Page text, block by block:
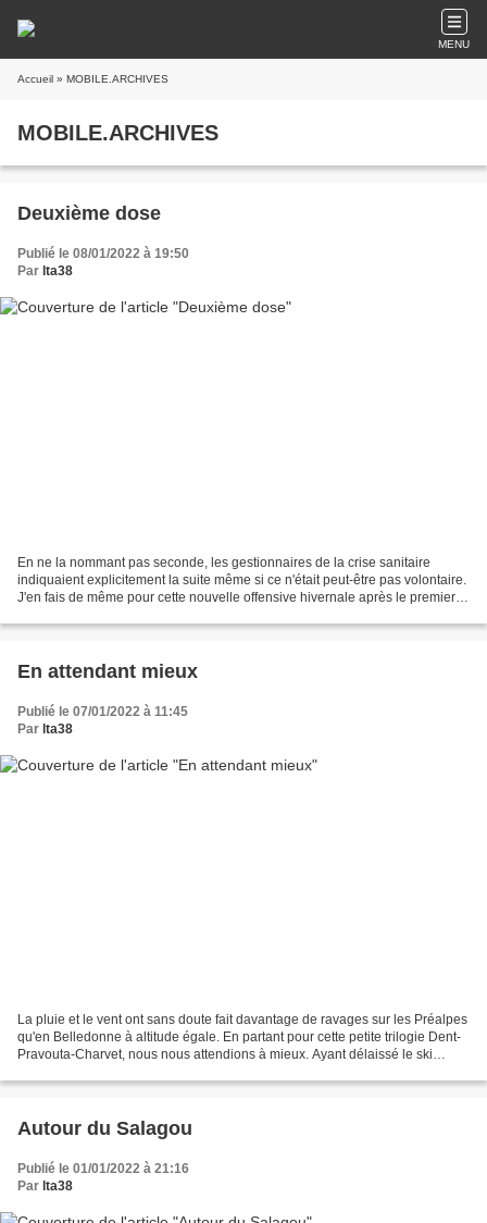
MENU
Accueil » MOBILE.ARCHIVES
MOBILE.ARCHIVES
Deuxième dose
Publié le 08/01/2022 à 19:50
Par lta38
En ne la nommant pas seconde, les gestionnaires de la crise sanitaire
indiquaient explicitement la suite même si ce n'était peut-être pas volontaire.
J'en fais de même pour cette nouvelle offensive hivernale après le premier
En attendant mieux
Publié le 07/01/2022 à 11:45
Par lta38
La pluie et le vent ont sans doute fait davantage de ravages sur les Préalpes
qu'en Belledonne à altitude égale. En partant pour cette petite trilogie Dent-
Pravouta-Charvet, nous nous attendions à mieux. Ayant délaissé le ski
Autour du Salagou
Publié le 01/01/2022 à 21:16
Par lta38